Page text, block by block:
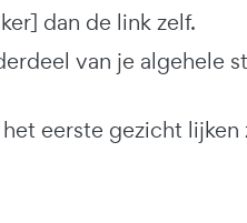
dan de link zelf.
van je algehele
eerste gezicht